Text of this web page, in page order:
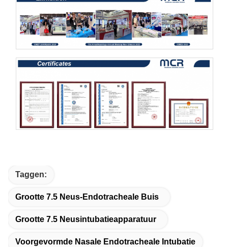
Taggen:
Grootte 7.5 Neus-Endotracheale Buis
Grootte 7.5 Neusintubatieapparatuur
Voorgevormde Nasale Endotracheale Intubatie